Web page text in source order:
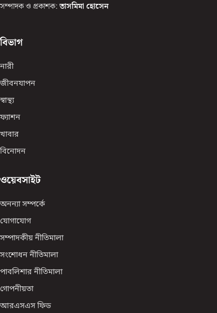
সম্পাদক ও প্রকাশক: তাসমিমা হোসেন
বিভাগ
নারী
জীবনযাপন
স্বাস্থ্য
ফ্যাশন
খাবার
বিনোদন
ওয়েবসাইট
অনন্যা সম্পর্কে
যোগাযোগ
সম্পাদকীয় নীতিমালা
সংশোধন নীতিমালা
পাবলিশার নীতিমালা
গোপনীয়তা
আরএসএস ফিড